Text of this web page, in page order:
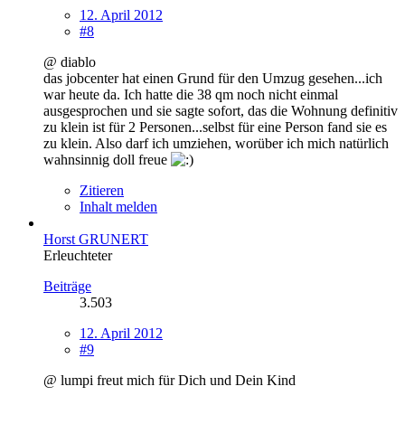
12. April 2012
#8
@ diablo
das jobcenter hat einen Grund für den Umzug gesehen...ich
war heute da. Ich hatte die 38 qm noch nicht einmal
ausgesprochen und sie sagte sofort, das die Wohnung definitiv
zu klein ist für 2 Personen...selbst für eine Person fand sie es
zu klein. Also darf ich umziehen, worüber ich mich natürlich
wahnsinnig doll freue
Zitieren
Inhalt melden
Horst GRUNERT
Erleuchteter
Beiträge
3.503
12. April 2012
#9
@ lumpi freut mich für Dich und Dein Kind